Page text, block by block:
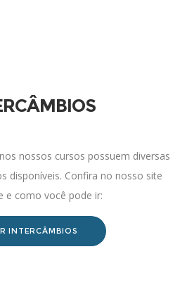
nossos cursos possuem diversas
disponíveis. Confira no nosso site
e como você pode ir:
INTERCÂMBIOS